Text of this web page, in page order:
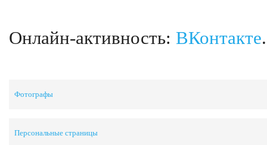
Онлайн-активность: ВКонтакте.
Фотографы
Персональные страницы